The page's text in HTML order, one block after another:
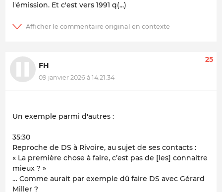
l'émission. Et c'est vers 1991 q(...)
FH
09 janvier 2026 à 14:21:34
25
Un exemple parmi d'autres :
35:30
Reproche de DS à Rivoire, au sujet de ses contacts :
« La première chose à faire, c’est pas de [les] connaitre
mieux ? »
… Comme aurait par exemple dû faire DS avec Gérard
Miller ?